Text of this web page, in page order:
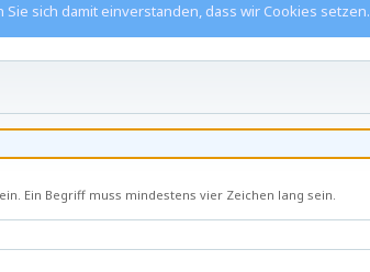
sich damit einverstanden, dass wir Cookies setzen.
Ein Begriff muss mindestens vier Zeichen lang sein.